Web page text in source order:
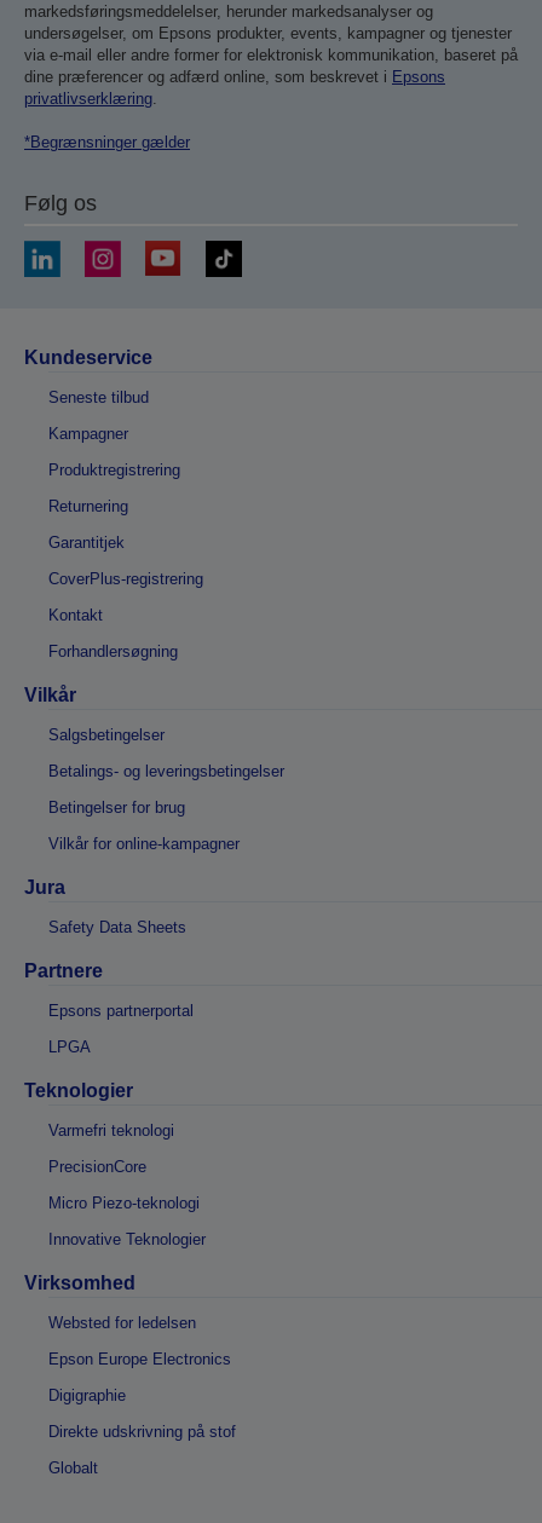
markedsføringsmeddelelser, herunder markedsanalyser og
undersøgelser, om Epsons produkter, events, kampagner og tjenester
via e-mail eller andre former for elektronisk kommunikation, baseret på
dine præferencer og adfærd online, som beskrevet i Epsons
privatlivserklæring.
*Begrænsninger gælder
Følg os
Kundeservice
Seneste tilbud
Kampagner
Produktregistrering
Returnering
Garantitjek
CoverPlus-registrering
Kontakt
Forhandlersøgning
Vilkår
Salgsbetingelser
Betalings- og leveringsbetingelser
Betingelser for brug
Vilkår for online-kampagner
Jura
Safety Data Sheets
Partnere
Epsons partnerportal
LPGA
Teknologier
Varmefri teknologi
PrecisionCore
Micro Piezo-teknologi
Innovative Teknologier
Virksomhed
Websted for ledelsen
Epson Europe Electronics
Digigraphie
Direkte udskrivning på stof
Globalt